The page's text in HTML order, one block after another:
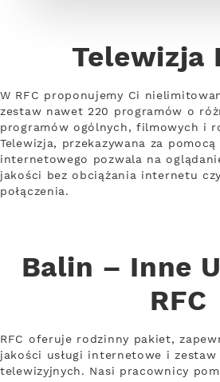
Telewizja
W RFC proponujemy Ci
zestaw nawet 220 programów o
programów ogólnych, filmowych i
Telewizja, przekazywana za pomocą
internetowego pozwala na
jakości bez obciążania internetu
połączenia.
Balin – Inne
RFC
RFC oferuje rodzinny pakiet,
jakości usługi internetowe i
telewizyjnych. Nasi pracownicy